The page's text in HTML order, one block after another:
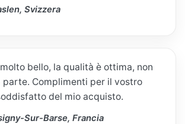
Svizzera
bello, la qualità è ottima, non
parte. Complimenti per il vostro
del mio acquisto.
Sur-Barse, Francia